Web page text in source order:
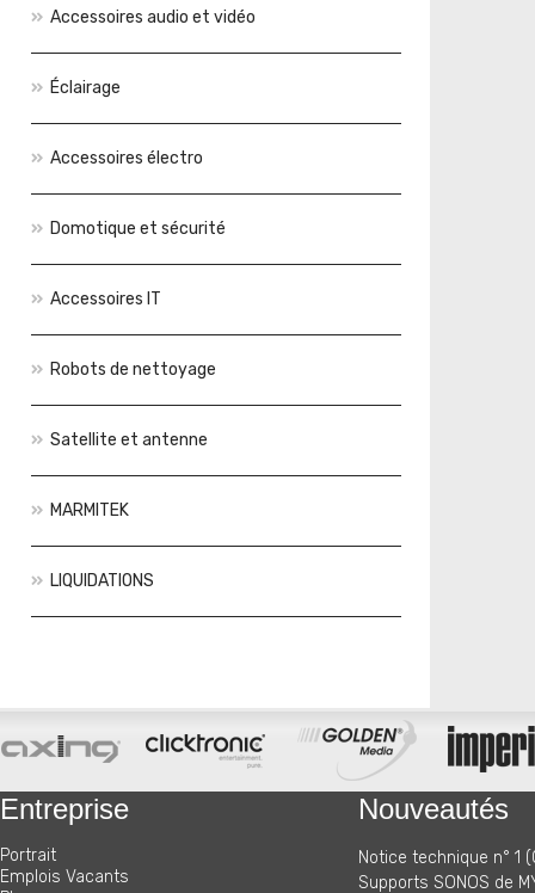
Accessoires audio et vidéo
Éclairage
Accessoires électro
Domotique et sécurité
Accessoires IT
Robots de nettoyage
Satellite et antenne
MARMITEK
LIQUIDATIONS
Entreprise
Portrait
Emplois Vacants
Nouveautés
Notice technique n° 1
Supports SONOS de